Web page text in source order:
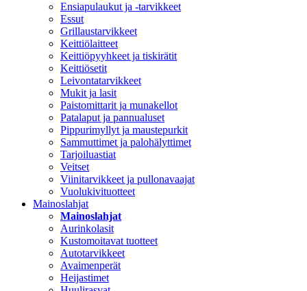
Ensiapulaukut ja -tarvikkeet
Essut
Grillaustarvikkeet
Keittiölaitteet
Keittiöpyyhkeet ja tiskirätit
Keittiösetit
Leivontatarvikkeet
Mukit ja lasit
Paistomittarit ja munakellot
Patalaput ja pannualuset
Pippurimyllyt ja maustepurkit
Sammuttimet ja palohälyttimet
Tarjoiluastiat
Veitset
Viinitarvikkeet ja pullonavaajat
Vuolukivituotteet
Mainoslahjat
Mainoslahjat
Aurinkolasit
Kustomoitavat tuotteet
Autotarvikkeet
Avaimenperät
Heijastimet